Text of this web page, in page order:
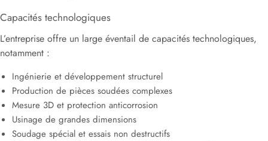
Capacités technologiques
L’entreprise offre un large éventail de capacités technologiques,
notamment :
Ingénierie et développement structurel
Production de pièces soudées complexes
Mesure 3D et protection anticorrosion
Usinage de grandes dimensions
Soudage spécial et essais non destructifs